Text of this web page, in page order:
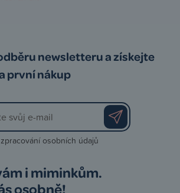
newsletteru a získejte
první nákup
osobních údajů
i miminkům.
osobně!